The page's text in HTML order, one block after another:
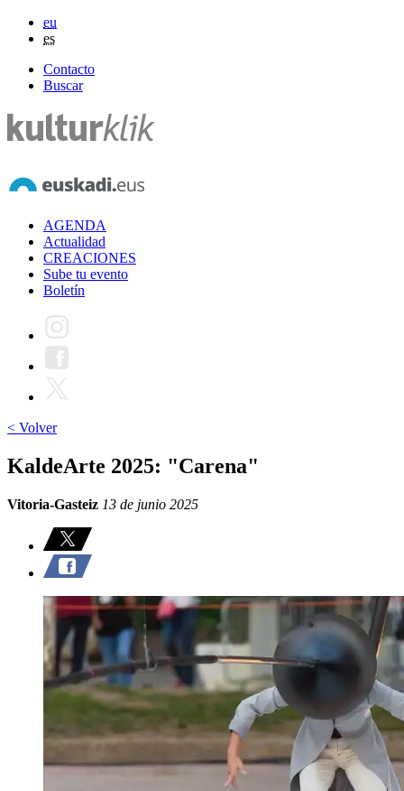
eu
es
Contacto
Buscar
AGENDA
Actualidad
CREACIONES
Sube tu evento
Boletín
< Volver
KaldeArte 2025: "Carena"
Vitoria-Gasteiz 13 de junio 2025